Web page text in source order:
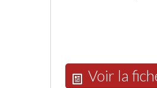
Voir la